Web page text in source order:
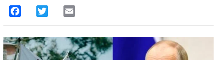
Facebook Twitter